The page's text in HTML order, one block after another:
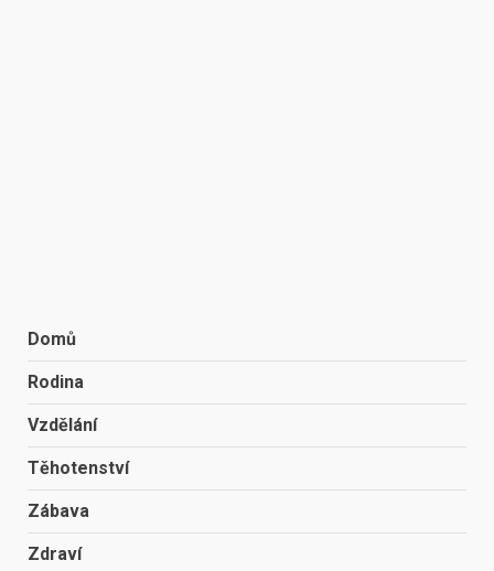
Domů
Rodina
Vzdělání
Těhotenství
Zábava
Zdraví